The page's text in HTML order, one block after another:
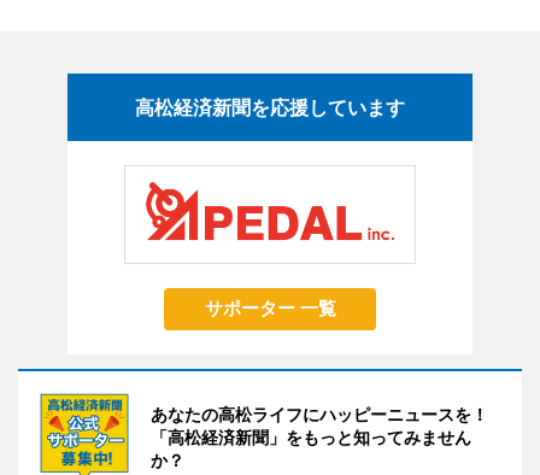
高松経済新聞を応援しています
サポーター 一覧
あなたの高松ライフにハッピーニュースを！
「高松経済新聞」をもっと知ってみません
か？